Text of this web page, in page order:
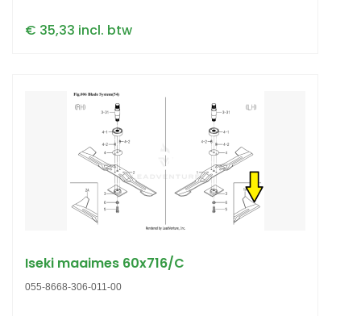
€ 35,33 incl. btw
Iseki maaimes 60x716/C
055-8668-306-011-00